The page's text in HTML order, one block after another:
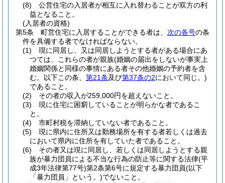
(8)
公営住宅の入居者が相互に入れ替わることが双方の利
益となること。
(入居者の資格)
第5条
町営住宅に入居することができる者は、 次の各号の条
件を具備する者でなければならない。
(1)
現に同居し、又は同居しようとする者がある場合にあ
つては、これらの者が親族(婚姻の届出をしないが事実上
婚姻関係と同様の事情にある者その他婚姻の予約者を含
む。以下この条、 第21条及び第37条の2において同じ。)
であること。
(2)
その者の収入が259,000円を超えないこと。
(3)
現に住宅に困窮していることが明らかな者であるこ
と。
(4)
市町村税を滞納していない者であること。
(5)
現に県内に住所又は勤務場所を有する者若しくは過去
において県内に住所を有していた者であること。
(6)
その者又は現に同居し、若しくは同居しようとする親
族が暴力団員による不当な行為の防止等に関する法律(平
成3年法律第77号)第2条第6号に規定する暴力団員(以下
「暴力団員」という。)でないこと。